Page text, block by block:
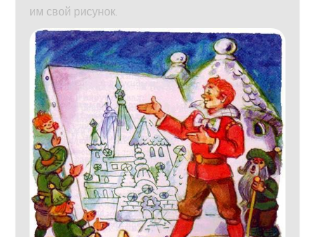
им свой рисунок.